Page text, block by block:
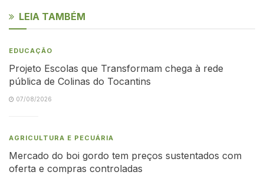
LEIA TAMBÉM
EDUCAÇÃO
Projeto Escolas que Transformam chega à rede
pública de Colinas do Tocantins
07/08/2026
AGRICULTURA E PECUÁRIA
Mercado do boi gordo tem preços sustentados com
oferta e compras controladas